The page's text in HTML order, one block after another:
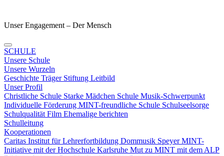
Unser Engagement – Der Mensch
SCHULE
Unsere Schule
Unsere Wurzeln
Geschichte Träger Stiftung Leitbild
Unser Profil
Christliche Schule Starke Mädchen Schule Musik-Schwerpunkt
Individuelle Förderung MINT-freundliche Schule Schulseelsorge
Schulqualität Film Ehemalige berichten
Schulleitung
Kooperationen
Caritas Institut für Lehrerfortbildung Dommusik SpeyerMINT-
Initiative mit der Hochschule Karlsruhe Mut zu MINT mit dem ALP